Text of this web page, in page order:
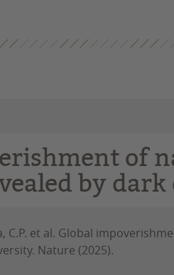
of
by
C.P. et al. Global
Nature (2025).